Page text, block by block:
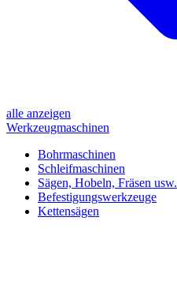
alle anzeigen
Werkzeugmaschinen
Bohrmaschinen
Schleifmaschinen
Sägen, Hobeln, Fräsen usw.
Befestigungswerkzeuge
Kettensägen